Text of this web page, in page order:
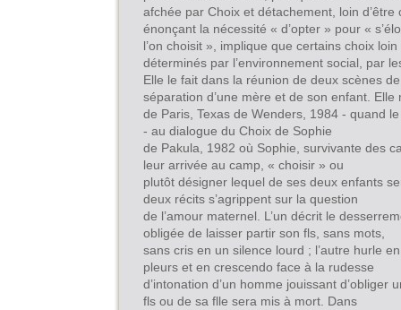
afchée par Choix et détachement, loin d’être
énonçant la nécessité « d’opter » pour «
l’on choisit », implique que certains choix loin
déterminés par l’environnement social, par
Elle le fait dans la réunion de deux scènes
séparation d’une mère et de son enfant. Elle
de Paris, Texas de Wenders, 1984 - quand
- au dialogue du Choix de Sophie
de Pakula, 1982 où Sophie, survivante des
leur arrivée au camp, « choisir » ou
plutôt désigner lequel de ses deux enfants
deux récits s’agrippent sur la question
de l’amour maternel. L’un décrit le
obligée de laisser partir son fls, sans mots,
sans cris en un silence lourd ; l’autre hurle
pleurs et en crescendo face à la rudesse
d’intonation d’un homme jouissant d’obliger
fls ou de sa flle sera mis à mort. Dans